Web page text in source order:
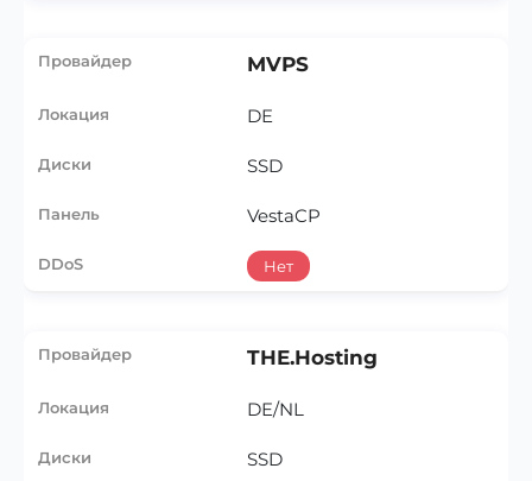
MVPS
DE
SSD
VestaCP
Нет
THE.Hosting
DE/NL
SSD